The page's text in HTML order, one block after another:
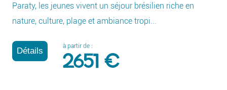
Paraty, les jeunes vivent un séjour brésilien riche en
nature, culture, plage et ambiance tropi...
Détails
à partir de :
2651 €